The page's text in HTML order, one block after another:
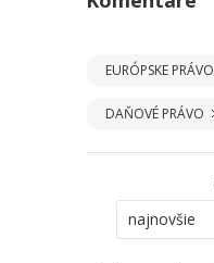
EURÓPSKE PRÁVO
DAŇOVÉ PRÁVO
najnovšie